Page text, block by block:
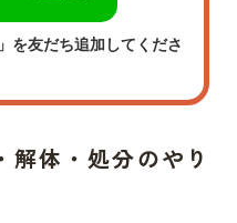
を友だち追加してくださ
体・処分のやり